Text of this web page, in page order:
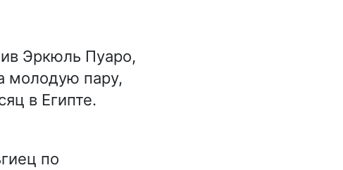
Эркюль Пуаро,
молодую пару,
в Египте.
по